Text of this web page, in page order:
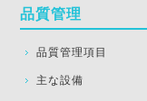
品質管理
品質管理項目
主な設備